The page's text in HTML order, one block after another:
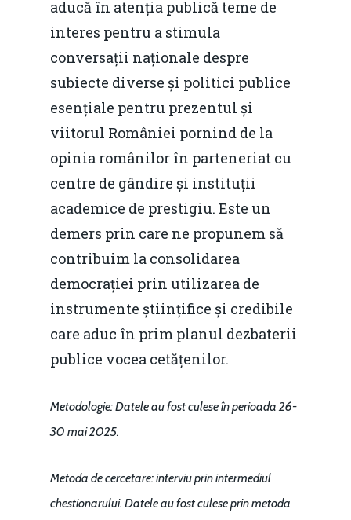
aducă în atenția publică teme de
interes pentru a stimula
conversații naționale despre
subiecte diverse și politici publice
esențiale pentru prezentul și
viitorul României pornind de la
opinia românilor în parteneriat cu
centre de gândire și instituții
academice de prestigiu. Este un
demers prin care ne propunem să
contribuim la consolidarea
democrației prin utilizarea de
instrumente științifice și credibile
care aduc în prim planul dezbaterii
publice vocea cetățenilor.
Metodologie: Datele au fost culese în perioada 26-
30 mai 2025.
Metoda de cercetare: interviu prin intermediul
chestionarului. Datele au fost culese prin metoda